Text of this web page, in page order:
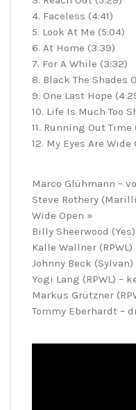
4. Faceless (4:41)
5. Look At Me (5:04)
6. At Home (3:39)
7. For A While (3:32)
8. Black The Shades
9. One Last Hope
10. Life Is Much Too
11. Running Out Time
12. My Eyes Are Wide
Marco Glühmann –
Steve Rothery
Wide Open »
Billy Sheerwood
Kalle Wallner
Johnny Beck
Yogi Lang (RPWL) –
Markus Grützner
Tommy Eberhardt –